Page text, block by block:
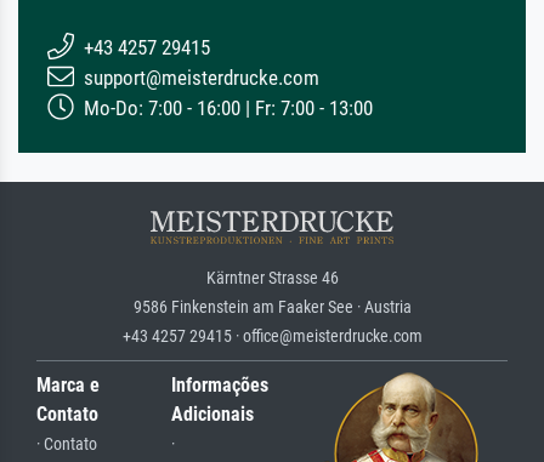
+43 4257 29415
support@meisterdrucke.com
Mo-Do: 7:00 - 16:00 | Fr: 7:00 - 13:00
Kärntner Strasse 46
9586 Finkenstein am Faaker See · Austria
+43 4257 29415 · office@meisterdrucke.com
Marca e
Contato
· Contato
Informações
Adicionais
·